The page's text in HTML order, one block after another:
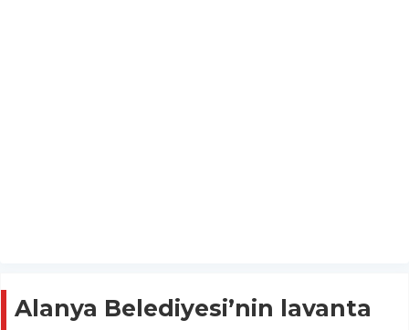
Alanya Belediyesi’nin lavanta